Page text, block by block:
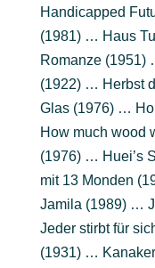
Handicapped
(1981) … Haus
Romanze
(1922) … Herbst
Glas (1976) …
How much wood
(1976) … Huei’s
mit 13 Monden
Jamila (1989) …
Jeder stirbt für
(1931) …